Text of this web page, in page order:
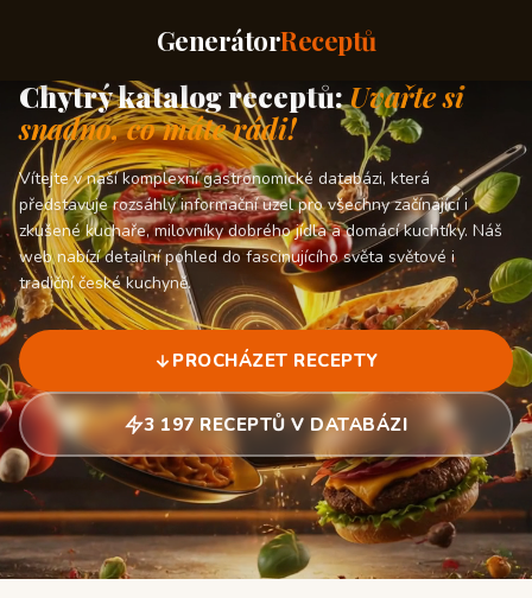
GenerátorReceptů
Chytrý katalog receptů:Uvařte si
snadno, co máte rádi!
Vítejte v naší komplexní gastronomické databázi, která
představuje rozsáhlý informační uzel pro všechny začínající i
zkušené kuchaře, milovníky dobrého jídla a domácí kuchtíky. Náš
web nabízí detailní pohled do fascinujícího světa světové i
tradiční české kuchyně.
PROCHÁZET RECEPTY
3 197 RECEPTŮ V DATABÁZI